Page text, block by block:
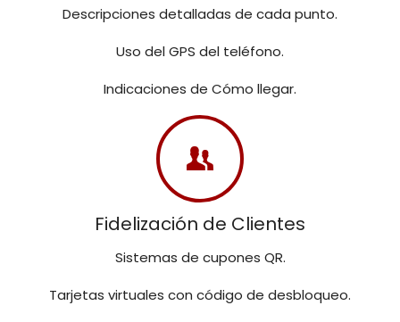
Descripciones detalladas de cada punto.
Uso del GPS del teléfono.
Indicaciones de Cómo llegar.
Fidelización de Clientes
Sistemas de cupones QR.
Tarjetas virtuales con código de desbloqueo.